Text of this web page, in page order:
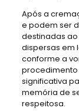
Após a
e podem ser
destinadas
dispersas em
conforme a
significativa
memória de
respeitosa.